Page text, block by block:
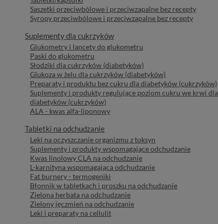
Saszetki przeciwbólowe i przeciwzapalne bez recepty
Syropy przeciwbólowe i przeciwzapalne bez recepty
Suplementy dla cukrzyków
Glukometry i lancety do glukometru
Paski do glukometru
Słodziki dla cukrzyków (diabetyków)
Glukoza w żelu dla cukrzyków (diabetyków)
Preparaty i produktu bez cukru dla diabetyków (cukrzyków)
Suplementy i produkty regulujące poziom cukru we krwi dla
diabetyków (cukrzyków)
ALA - kwas alfa-liponowy
Tabletki na odchudzanie
Leki na oczyszczanie organizmu z toksyn
Suplementy i produkty wspomagające odchudzanie
Kwas linolowy CLA na odchudzanie
L-karnityna wspomagająca odchudzanie
Fat burnery - termogeniki
Błonnik w tabletkach i proszku na odchudzanie
Zielona herbata na odchudzanie
Zielony jęczmień na odchudzanie
Leki i preparaty na cellulit